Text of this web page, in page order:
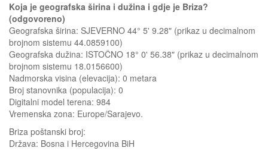
Koja je geografska širina i dužina i gdje je Briza?
(odgovoreno)
Geografska širina: SJEVERNO 44° 5' 9.28" (prikaz u decimalnom
brojnom sistemu 44.0859100)
Geografska dužina: ISTOČNO 18° 0' 56.38" (prikaz u decimalnom
brojnom sistemu 18.0156600)
Nadmorska visina (elevacija): 0 metara
Broj stanovnika (populacija): 0
Digitalni model terena: 984
Vremenska zona: Europe/Sarajevo.
Briza poštanski broj:
Država: Bosna i Hercegovina BiH